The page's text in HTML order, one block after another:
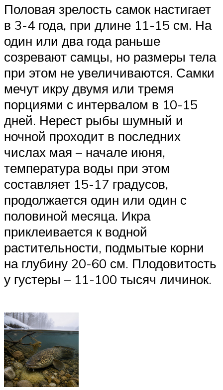
Половая зрелость самок настигает
в 3-4 года, при длине 11-15 см. На
один или два года раньше
созревают самцы, но размеры тела
при этом не увеличиваются. Самки
мечут икру двумя или тремя
порциями с интервалом в 10-15
дней. Нерест рыбы шумный и
ночной проходит в последних
числах мая – начале июня,
температура воды при этом
составляет 15-17 градусов,
продолжается один или один с
половиной месяца. Икра
приклеивается к водной
растительности, подмытые корни
на глубину 20-60 см. Плодовитость
у густеры – 11-100 тысяч личинок.